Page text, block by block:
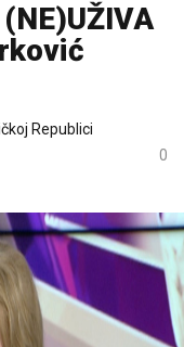
Republici
0